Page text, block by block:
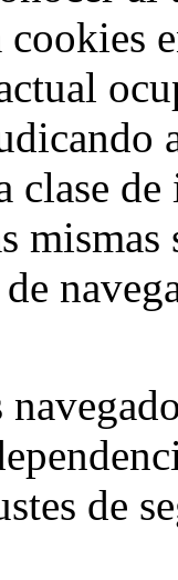
clase
de